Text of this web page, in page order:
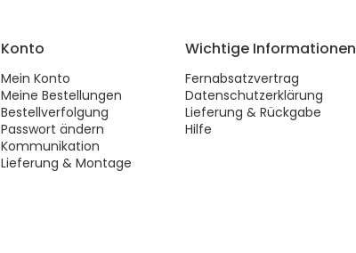
Konto
Mein Konto
Meine Bestellungen
Bestellverfolgung
Passwort ändern
Kommunikation
Lieferung & Montage
Wichtige Informationen
Fernabsatzvertrag
Datenschutzerklärung
Lieferung & Rückgabe
Hilfe